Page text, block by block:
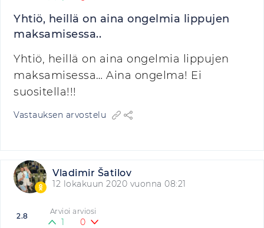
Yhtiö, heillä on aina ongelmia lippujen
maksamisessa..
Yhtiö, heillä on aina ongelmia lippujen
maksamisessa… Aina ongelma! Ei
suositella!!!
Vastauksen arvostelu
Vladimir Šatilov
12 lokakuun 2020 vuonna 08:21
2.8 Arvioi arviosi
1 0